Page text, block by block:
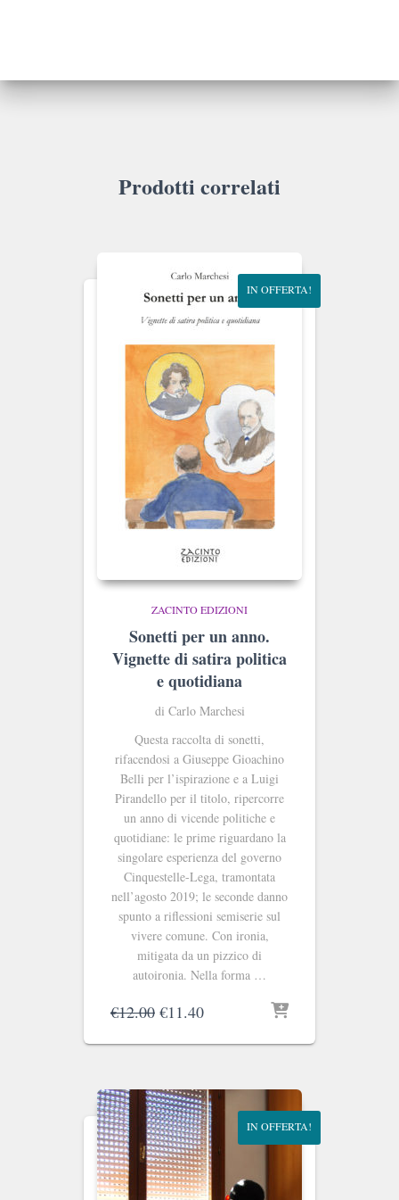
Prodotti correlati
IN OFFERTA!
ZACINTO EDIZIONI
Sonetti per un anno.
Vignette di satira politica
e quotidiana
di Carlo Marchesi
Questa raccolta di sonetti,
rifacendosi a Giuseppe Gioachino
Belli per l’ispirazione e a Luigi
Pirandello per il titolo, ripercorre
un anno di vicende politiche e
quotidiane: le prime riguardano la
singolare esperienza del governo
Cinquestelle-Lega, tramontata
nell’agosto 2019; le seconde danno
spunto a riflessioni semiserie sul
vivere comune. Con ironia,
mitigata da un pizzico di
autoironia. Nella forma …
€12.00 Il
originale
€12.00.
€11.40Il
attuale
€11.40.
IN OFFERTA!